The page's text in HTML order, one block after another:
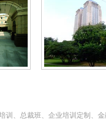
训、总裁班、企业培训定制、